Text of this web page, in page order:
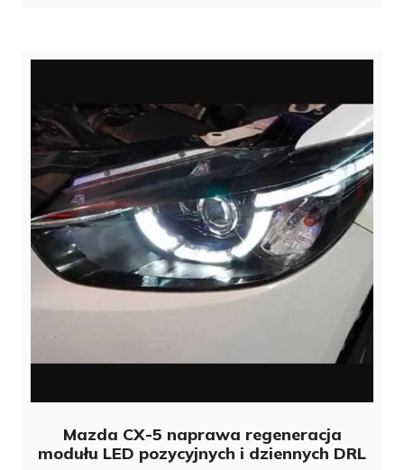
Mazda CX-5 naprawa regeneracja
modułu LED pozycyjnych i dziennych DRL